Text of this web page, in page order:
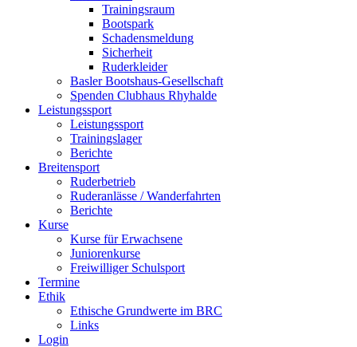
Trainingsraum
Bootspark
Schadensmeldung
Sicherheit
Ruderkleider
Basler Bootshaus-Gesellschaft
Spenden Clubhaus Rhyhalde
Leistungssport
Leistungssport
Trainingslager
Berichte
Breitensport
Ruderbetrieb
Ruderanlässe / Wanderfahrten
Berichte
Kurse
Kurse für Erwachsene
Juniorenkurse
Freiwilliger Schulsport
Termine
Ethik
Ethische Grundwerte im BRC
Links
Login